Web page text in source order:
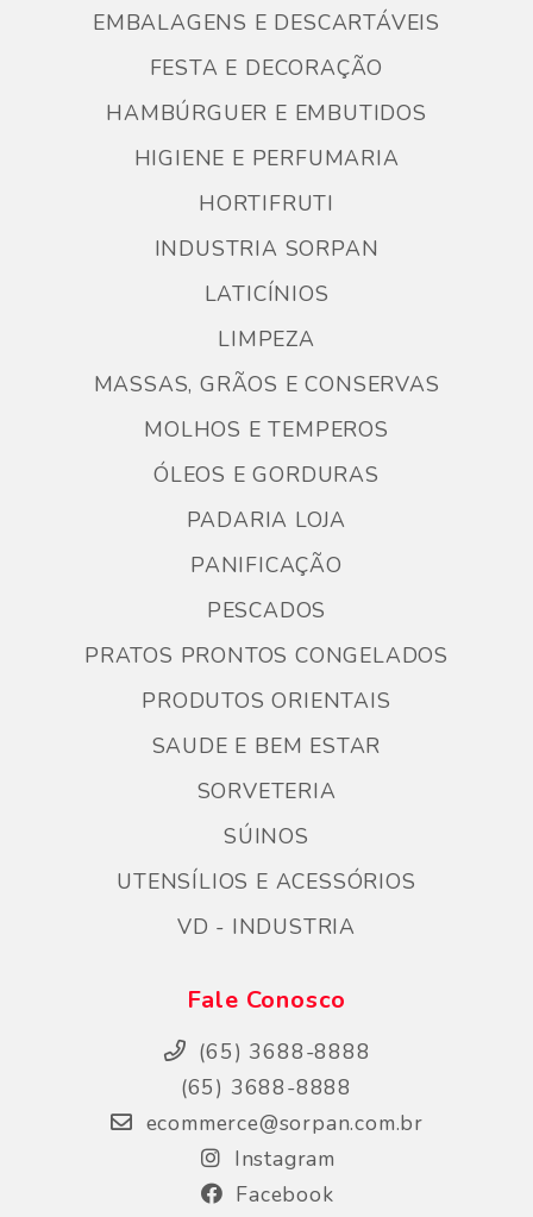
EMBALAGENS E DESCARTÁVEIS
FESTA E DECORAÇÃO
HAMBÚRGUER E EMBUTIDOS
HIGIENE E PERFUMARIA
HORTIFRUTI
INDUSTRIA SORPAN
LATICÍNIOS
LIMPEZA
MASSAS, GRÃOS E CONSERVAS
MOLHOS E TEMPEROS
ÓLEOS E GORDURAS
PADARIA LOJA
PANIFICAÇÃO
PESCADOS
PRATOS PRONTOS CONGELADOS
PRODUTOS ORIENTAIS
SAUDE E BEM ESTAR
SORVETERIA
SÚINOS
UTENSÍLIOS E ACESSÓRIOS
VD - INDUSTRIA
Fale Conosco
(65) 3688-8888
(65) 3688-8888
ecommerce@sorpan.com.br
Instagram
Facebook